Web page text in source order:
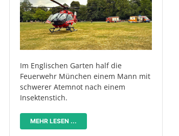
Im Englischen Garten half die
Feuerwehr München einem Mann mit
schwerer Atemnot nach einem
Insektenstich.
MEHR LESEN ...